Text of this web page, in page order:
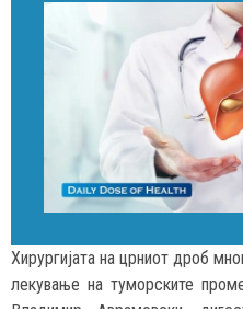
Хирургијата на црниот дроб
лекување на туморските